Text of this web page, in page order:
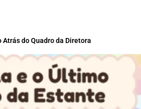
Atrás do Quadro da Diretora